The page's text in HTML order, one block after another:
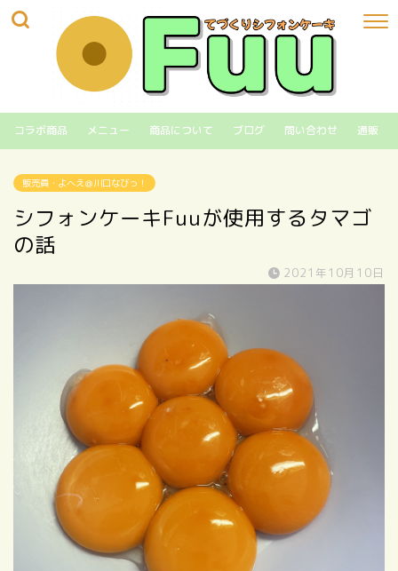
コラボ商品 メニュー 商品について ブログ 問い合わせ 通販
販売員・よへえ＠川口なびっ！
シフォンケーキFuuが使用するタマゴ
の話
2021年10月10日